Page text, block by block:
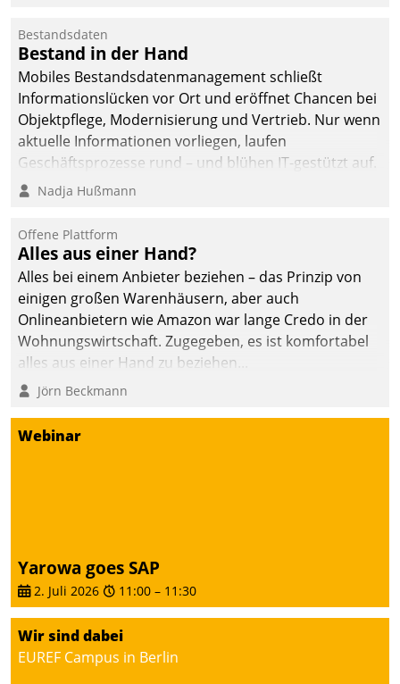
Bestandsdaten
Bestand in der Hand
Mobiles Bestandsdatenmanagement schließt
Informationslücken vor Ort und eröffnet Chancen bei
Objektpflege, Modernisierung und Vertrieb. Nur wenn
aktuelle Informationen vorliegen, laufen
Geschäftsprozesse rund – und blühen IT-gestützt auf.
Nadja Hußmann
Offene Plattform
Alles aus einer Hand?
Alles bei einem Anbieter beziehen – das Prinzip von
einigen großen Warenhäusern, aber auch
Onlineanbietern wie Amazon war lange Credo in der
Wohnungswirtschaft. Zugegeben, es ist komfortabel
alles aus einer Hand zu beziehen...
Jörn Beckmann
Webinar
Yarowa goes SAP
2. Juli 2026 11:00 – 11:30
Wir sind dabei
EUREF Campus in Berlin